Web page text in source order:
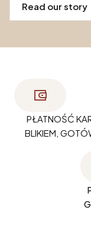
Read our story
PŁATNOŚĆ
BLIKIEM,